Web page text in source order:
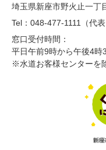
埼玉県新座市野火止一丁
Tel：048-477-1111（代表
窓口受付時間：
平日午前9時から午後4時
※水道お客様センターを